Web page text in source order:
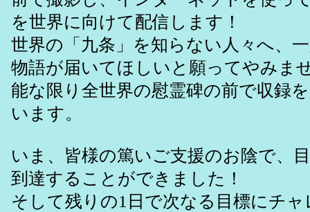
を世界に向けて配信します！
世界の「九条」を知らない人々へ、
物語が届いてほしいと願ってやみま
能な限り全世界の慰霊碑の前で収録
います。
いま、皆様の篤いご支援のお陰で、
到達することができました！
そして残りの1日で次なる目標にチ